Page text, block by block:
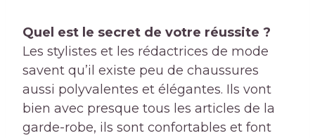
Quel est le secret de votre réussite ?
Les stylistes et les rédactrices de mode
savent qu’il existe peu de chaussures
aussi polyvalentes et élégantes. Ils vont
bien avec presque tous les articles de la
garde-robe, ils sont confortables et font